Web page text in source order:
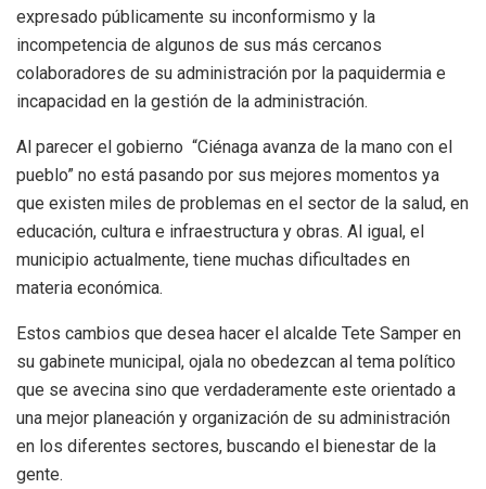
expresado públicamente su inconformismo y la
incompetencia de algunos de sus más cercanos
colaboradores de su administración por la paquidermia e
incapacidad en la gestión de la administración.
Al parecer el gobierno “Ciénaga avanza de la mano con el
pueblo” no está pasando por sus mejores momentos ya
que existen miles de problemas en el sector de la salud, en
educación, cultura e infraestructura y obras. Al igual, el
municipio actualmente, tiene muchas dificultades en
materia económica.
Estos cambios que desea hacer el alcalde Tete Samper en
su gabinete municipal, ojala no obedezcan al tema político
que se avecina sino que verdaderamente este orientado a
una mejor planeación y organización de su administración
en los diferentes sectores, buscando el bienestar de la
gente.